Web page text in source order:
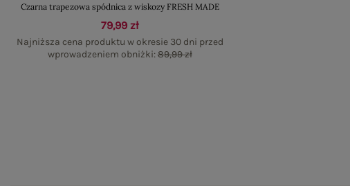
Czarna trapezowa spódnica z wiskozy FRESH MADE
79,99 zł
Najniższa cena produktu w okresie 30 dni przed
wprowadzeniem obniżki:89,99 zł